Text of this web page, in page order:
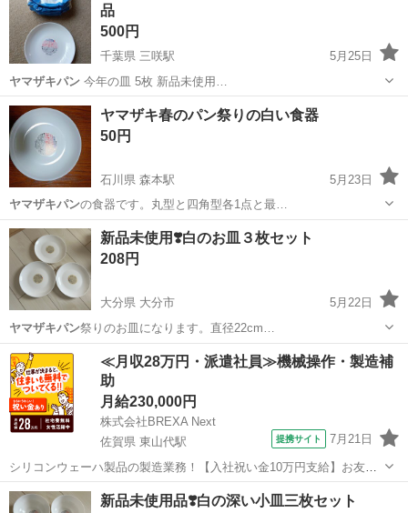
品
500円
千葉県 三咲駅
5月25日
ヤマザキパン今年の皿 5枚 新品未使用…
千葉 船橋市 三咲駅 生活雑貨 ヤマザキパン
ヤマザキ春のパン祭りの白い食器
50円
石川県 森本駅
5月23日
ヤマザキパンの食器です。丸型と四角型各1点と最…
石川 金沢市 森本駅 食器 パン祭り
新品未使用❣️白のお皿３枚セット
208円
大分県 大分市
5月22日
ヤマザキパン祭りのお皿になります。直径22cm…
大分 大分市 食器 ヤマザキパン
≪月収28万円・派遣社員≫機械操作・製造補
助
月給230,000円
株式会社BREXA Next
佐賀県 東山代駅
提携サイト 7月21日
シリコンウェーハ製品の製造業務！【入社祝い金10万円支給】お友達
やカップルとの応募OK◎年間休日129日＆休出なしでプライベート充
実♪業務はクリーンルームで快適作業◎自社正社員登用制度あり★1食
佐賀 伊万里市 東山代駅 その他
新品未使用品❣️白の深い小皿三枚セット